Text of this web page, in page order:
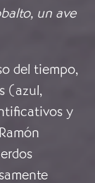
un ave
del tiempo,
(azul,
y